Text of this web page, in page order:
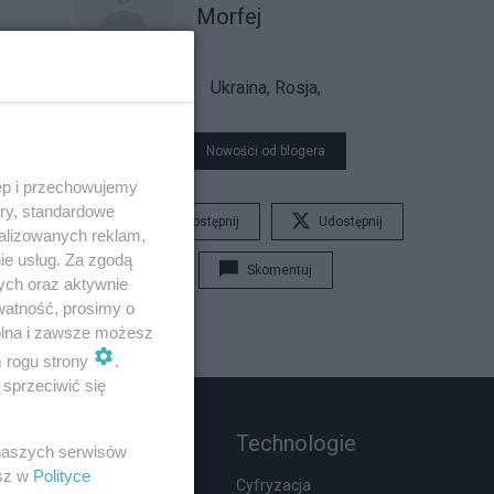
Morfej
Ukraina, Rosja,
Nowości od blogera
Udostępnij Udostępnij
Skomentuj
Rozmaitości
Zdrowie
Technologie
Cyfryzacja
i przechowujemy
standardowe
reklam,
usług. Za zgodą
oraz aktywnie
prosimy o
i zawsze możesz
rogu strony
.
się
serwisów
w Polityce